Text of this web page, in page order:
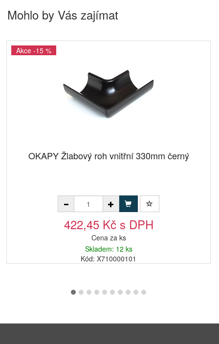
Mohlo by Vás zajímat
Akce -15 %
OKAPY Žlabový roh vnitřní 330mm černý
422,45 Kč s DPH
Cena za ks
Skladem: 12 ks
Kód: X710000101